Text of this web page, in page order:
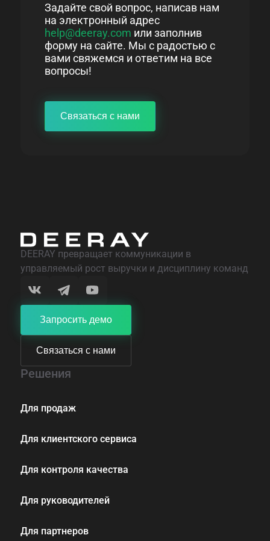
Задайте свой вопрос, написав нам
на электронный адрес
help@deeray.com или заполнив
форму на сайте. Мы с радостью с
вами свяжемся и ответим на все
вопросы!
Связаться с нами
DEERAY превращает коммуникации в
управляемый рост выручки и дисциплину команд
Запросить демо
Связаться с нами
Решения
Для продаж
Для клиентского сервиса
Для контроля качества
Для руководителей
Для партнеров